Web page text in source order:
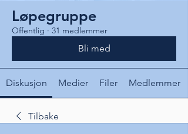
Løpegruppe
Offentlig · 31 medlemmer
Bli med
Diskusjon Medier Filer Medlemmer
Tilbake